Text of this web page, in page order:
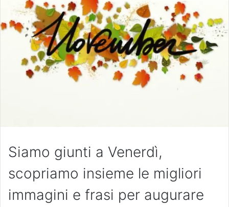
Siamo giunti a Venerdì,
scopriamo insieme le migliori
immagini e frasi per augurare